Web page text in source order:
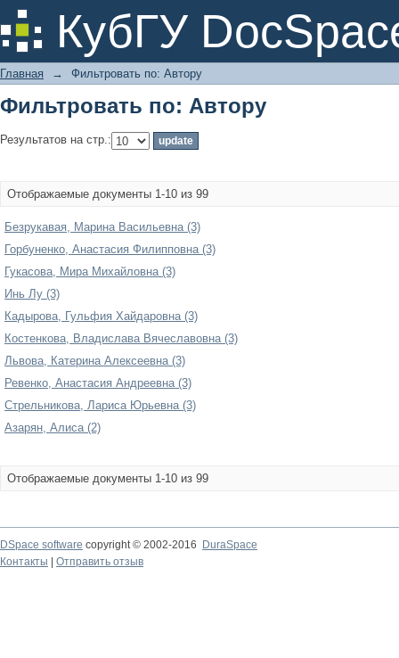
КубГУ
Фильтровать по: Автору
Главная → Фильтровать по: Автору
Фильтровать по: Автору
Результатов на стр.:
Отображаемые документы 1-10 из 99
Безрукавая, Марина Васильевна (3)
Горбуненко, Анастасия Филипповна (3)
Гукасова, Мира Михайловна (3)
Инь Лу (3)
Кадырова, Гульфия Хайдаровна (3)
Костенкова, Владислава Вячеславовна (3)
Львова, Катерина Алексеевна (3)
Ревенко, Анастасия Андреевна (3)
Стрельникова, Лариса Юрьевна (3)
Азарян, Алиса (2)
Отображаемые документы 1-10 из 99
DSpace software copyright © 2002-2016
DuraSpace
Контакты
Отправить отзыв